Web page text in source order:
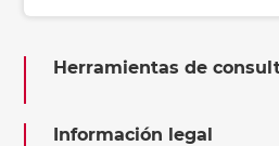
Herramientas de
Información legal